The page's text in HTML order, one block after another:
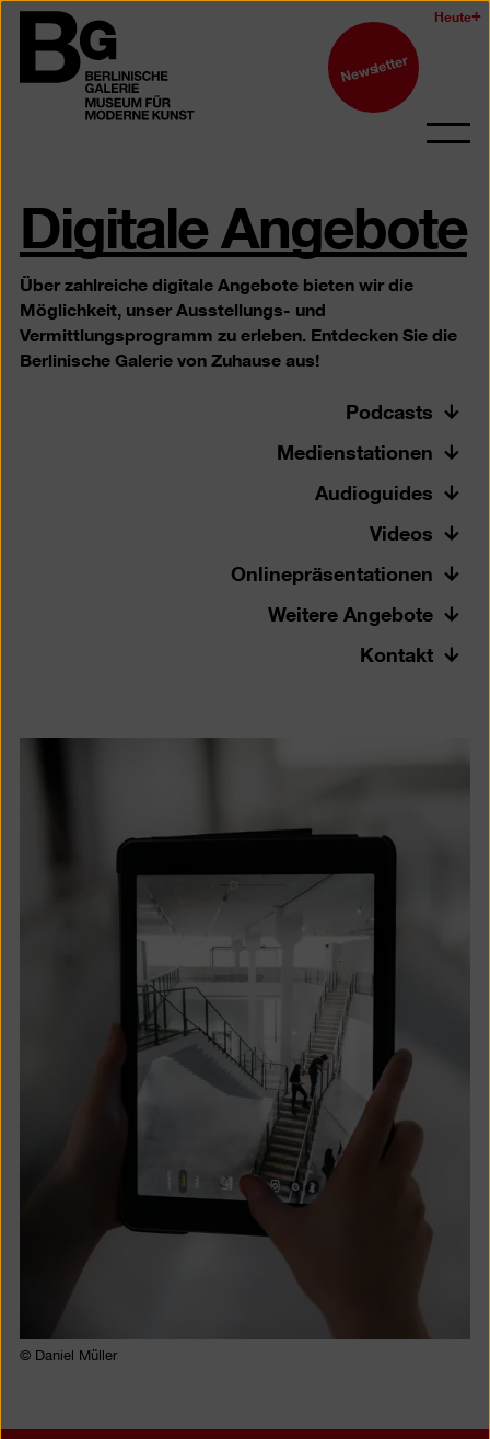
Zum
Seiteninhalt
springen
Berlinischen
Galerie
Heute
Newsletter
Digitale Angebote
Über zahlreiche digitale Angebote bieten wir die
Möglichkeit, unser Ausstellungs- und
Vermittlungsprogramm zu erleben. Entdecken Sie die
Berlinische Galerie von Zuhause aus!
Podcasts
Medienstationen
Audioguides
Videos
Onlinepräsentationen
Weitere Angebote
Kontakt
© Daniel Müller